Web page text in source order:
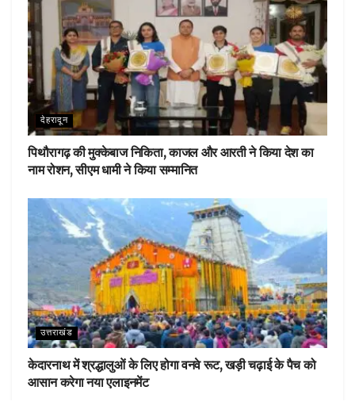
देहरादून
पिथौरागढ़ की मुक्केबाज निकिता, काजल और आरती ने किया देश का
नाम रोशन, सीएम धामी ने किया सम्मानित
उत्तराखंड
केदारनाथ में श्रद्धालुओं के लिए होगा वनवे रूट, खड़ी चढ़ाई के पैच को
आसान करेगा नया एलाइनमेंट